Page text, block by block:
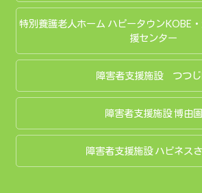
特別養護老人ホーム ハピータウンKOBE
援センター
障害者支援施設 つつ
障害者支援施設 博由園
障害者支援施設 ハピネス